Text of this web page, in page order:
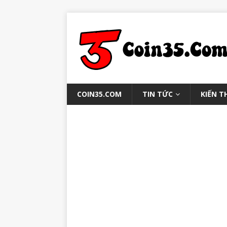
COIN35.COM TIN TỨC KIẾN